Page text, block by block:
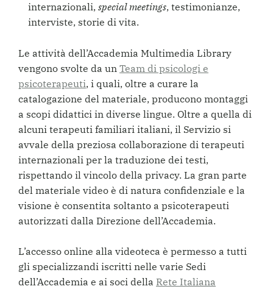
internazionali, special meetings, testimonianze,
interviste, storie di vita.
Le attività dell’Accademia Multimedia Library
vengono svolte da un Team di psicologi e
psicoterapeuti, i quali, oltre a curare la
catalogazione del materiale, producono montaggi
a scopi didattici in diverse lingue. Oltre a quella di
alcuni terapeuti familiari italiani, il Servizio si
avvale della preziosa collaborazione di terapeuti
internazionali per la traduzione dei testi,
rispettando il vincolo della privacy. La gran parte
del materiale video è di natura confidenziale e la
visione è consentita soltanto a psicoterapeuti
autorizzati dalla Direzione dell’Accademia.
L’accesso online alla videoteca è permesso a tutti
gli specializzandi iscritti nelle varie Sedi
dell’Accademia e ai soci della Rete Italiana